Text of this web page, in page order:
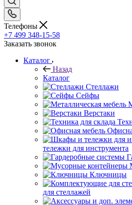
Телефоны
+7 499 348-15-58
Заказать звонок
Каталог
Назад
Каталог
Стеллажи
Сейфы
Верстаки
тележки для инструмента
Ключницы
для стеллажей